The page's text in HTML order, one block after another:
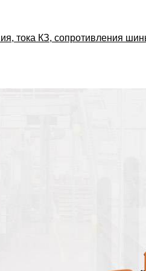
тока КЗ, сопротивления